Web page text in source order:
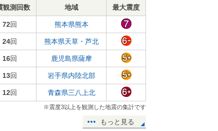
観測回数
地域
最大震度
72回 熊本県熊本
24回 熊本県天草・芦北
16回 鹿児島県薩摩
13回 岩手県内陸北部
12回 青森県三八上北
※震度3以上を観測した地震の集計です
もっと見る